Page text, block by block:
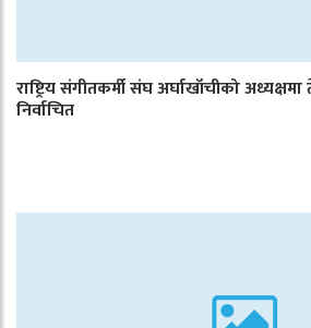
राष्ट्रिय संगीतकर्मी संघ अर्घाखाँचीको
निर्वाचित